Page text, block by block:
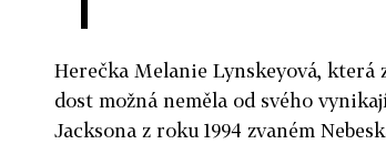
Herečka Melanie Lynskeyová,
dost možná neměla od svého
Jacksona z roku 1994 zvaném